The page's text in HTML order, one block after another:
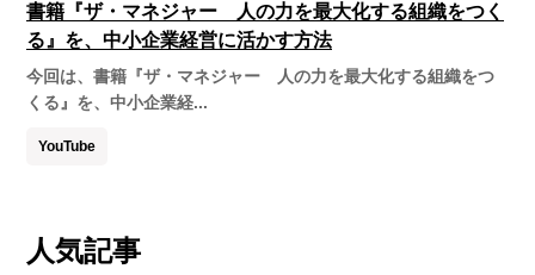
書籍『ザ・マネジャー 人の力を最大化する組織をつく
る』を、中小企業経営に活かす方法
今回は、書籍『ザ・マネジャー 人の力を最大化する組織をつ
くる』を、中小企業経...
YouTube
人気記事